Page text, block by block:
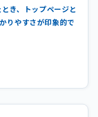
き、トップページと
りやすさが印象的で